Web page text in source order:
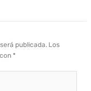
publicada. Los
*